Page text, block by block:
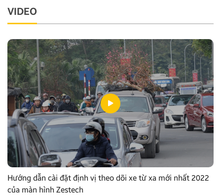
VIDEO
Hướng dẫn cài đặt định vị theo dõi xe từ xa mới nhất 2022
của màn hình Zestech